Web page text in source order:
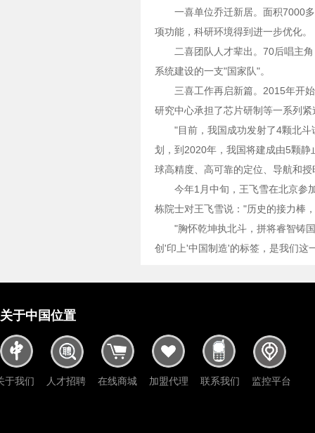
一喜单位乔迁新居。面积7000
项功能，科研环境得到进一步优化。
二喜团队人才辈出。70后唱主
系统建设的一支"国家队"。
三喜工作再启新篇。2015年开
研究中心承担了芯片研制等一系列
"目前，我国成功发射了4颗北
划，到2020年，我国将建成由5颗
球高精度、高可靠的定位、导航和授
今年1月中旬，王飞雪在北京参
栋院士对王飞雪说："历史的接力棒
"胸怀乾坤执北斗，拼将睿智铸
创'印上'中国制造'的标签，是我们
关于中国位置
于我们 人才招聘 在线商城 加盟代理 联系我们 监控平台